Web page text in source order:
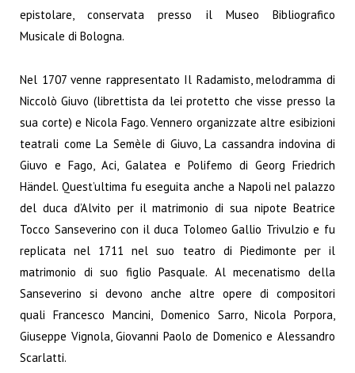
epistolare, conservata presso il Museo Bibliografico
Musicale di Bologna.
Nel 1707 venne rappresentato Il Radamisto, melodramma di
Niccolò Giuvo (librettista da lei protetto che visse presso la
sua corte) e Nicola Fago. Vennero organizzate altre esibizioni
teatrali come La Semèle di Giuvo, La cassandra indovina di
Giuvo e Fago, Aci, Galatea e Polifemo di Georg Friedrich
Händel. Quest’ultima fu eseguita anche a Napoli nel palazzo
del duca d’Alvito per il matrimonio di sua nipote Beatrice
Tocco Sanseverino con il duca Tolomeo Gallio Trivulzio e fu
replicata nel 1711 nel suo teatro di Piedimonte per il
matrimonio di suo figlio Pasquale. Al mecenatismo della
Sanseverino si devono anche altre opere di compositori
quali Francesco Mancini, Domenico Sarro, Nicola Porpora,
Giuseppe Vignola, Giovanni Paolo de Domenico e Alessandro
Scarlatti.